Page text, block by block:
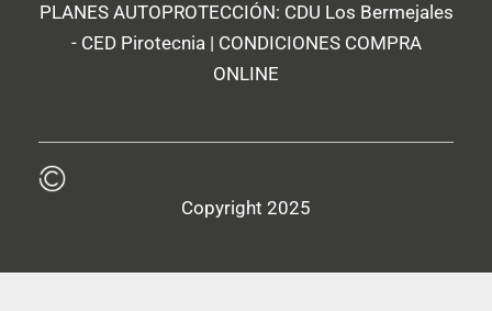
PLANES AUTOPROTECCIÓN: CDU Los Bermejales
- CED Pirotecnia| CONDICIONES COMPRA
ONLINE
Copyright 2025